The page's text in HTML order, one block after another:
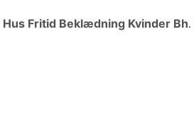
Hus Fritid Beklædning Kvinder Bh